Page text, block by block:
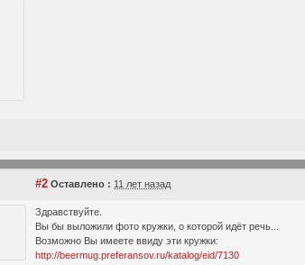
#2 Оставлено : 11 лет назад
Здравствуйте.
Вы бы выложили фото кружки, о которой идёт речь...
Возможно Вы имеете ввиду эти кружки:
http://beermug.preferansov.ru/katalog/eid/7130